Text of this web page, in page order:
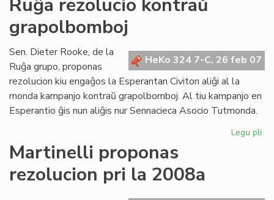
Ruĝa rezolucio kontraŭ
grapolbomboj
HeKo 324 7-C, 26 feb 07
Sen. Dieter Rooke, de la
Ruĝa grupo, proponas
rezolucion kiu engaĝos la Esperantan Civiton aliĝi al la
monda kampanjo kontraŭ grapolbomboj. Al tiu kampanjo en
Esperantio ĝis nun aliĝis nur Sennacieca Asocio Tutmonda.
Legu pli
Martinelli proponas
rezolucion pri la 2008a